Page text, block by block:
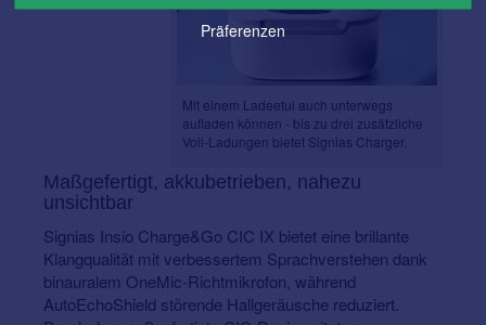
Mit einem Ladeetui auch unterwegs
aufladen können - bis zu drei zusätzliche
Voll-Ladungen bietet Signias Charger.
Maßgefertigt, akkubetrieben, nahezu
unsichtbar
Signias Insio Charge&Go CIC IX bietet eine brillante
Klangqualität mit verbessertem Sprachverstehen dank
binauralem OneMic-Richtmikrofon, während
AutoEchoShield störende Hallgeräusche reduziert.
Präferenzen